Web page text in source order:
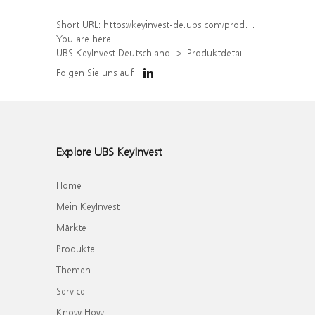
Short URL: https://keyinvest-de.ubs.com/produkt/detail/index/isin/DE000WA6GHV6
You are here:
UBS KeyInvest Deutschland
Produktdetail
Folgen Sie uns auf
Explore UBS KeyInvest
Home
Mein KeyInvest
Märkte
Produkte
Themen
Service
Know How